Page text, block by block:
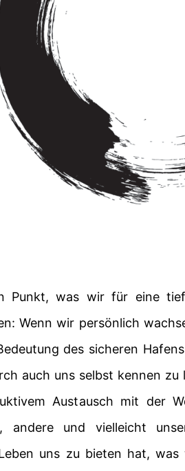
Punkt, was wir für eine
Wenn wir persönlich
des sicheren
auch uns selbst kennen zu
Austausch mit der
andere und vielleicht
uns zu bieten hat,